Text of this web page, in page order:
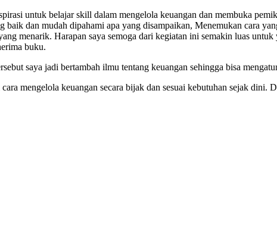
untuk belajar skill dalam mengelola keuangan dan membuka
dan mudah dipahami apa yang disampaikan, Menemukan cara
menarik. Harapan saya semoga dari kegiatan ini semakin luas untuk
buku.
saya jadi bertambah ilmu tentang keuangan sehingga bisa
mengelola keuangan secara bijak dan sesuai kebutuhan sejak dini.